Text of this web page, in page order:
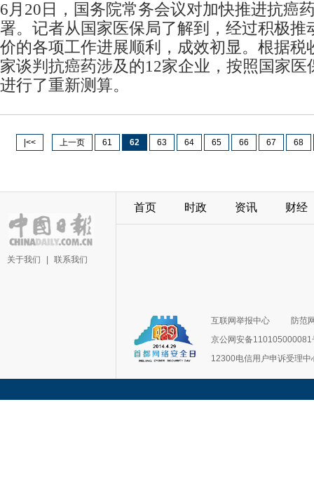
6月20日，国务院常务会议对加快推进抗癌
署。记者从国家医保局了解到，经过积极推
价的各项工作进展顺利，成效初显。根据税
家谈判抗癌药涉及的12家企业，按照国家医
进行了重新测算。
|<< 上一页 61 62 63 64 65 66 67 68
关于我们 联系我们
首页 时政 资讯 财经
互联网举报中心
防范
京公网安备110105000081
12300电信用户申诉受理中